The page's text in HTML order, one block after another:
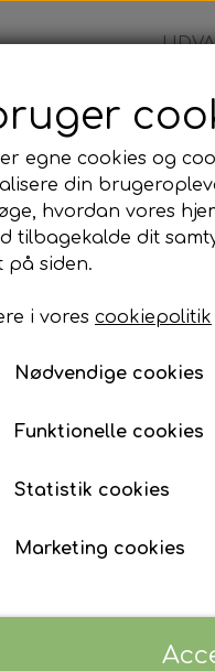
Ford -
189,00 kr.
Lagerstatus:100
egne cookies og
din
hvordan vores
tilbagekalde dit
på siden.
i vores cookiepolitik
Nødvendige cookies
Funktionelle cookies
Statistik cookies
Marketing cookies